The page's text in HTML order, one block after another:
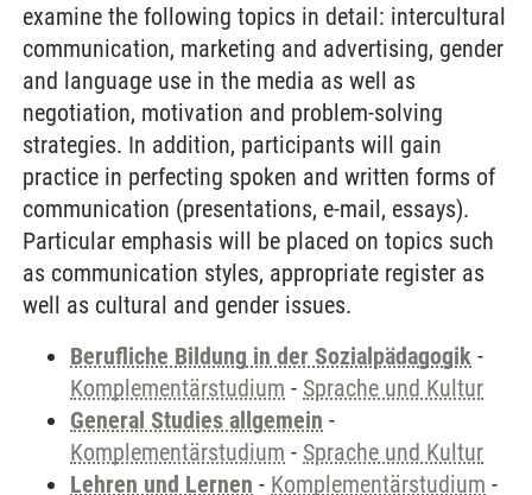
examine the following topics in detail: intercultural
communication, marketing and advertising, gender
and language use in the media as well as
negotiation, motivation and problem-solving
strategies. In addition, participants will gain
practice in perfecting spoken and written forms of
communication (presentations, e-mail, essays).
Particular emphasis will be placed on topics such
as communication styles, appropriate register as
well as cultural and gender issues.
Berufliche Bildung in der Sozialpädagogik -
Komplementärstudium - Sprache und Kultur
General Studies allgemein -
Komplementärstudium - Sprache und Kultur
Lehren und Lernen - Komplementärstudium -